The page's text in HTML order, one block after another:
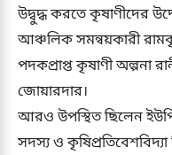
উদ্বুদ্ধ করতে কৃষাণীদের
আঞ্চলিক সমন্বয়কারী
পদকপ্রাপ্ত কৃষাণী অল্পনা
জোয়ারদার।
আরও উপস্থিত ছিলেন
সদস্য ও কৃষিপ্রতিবেশবিদ্যা